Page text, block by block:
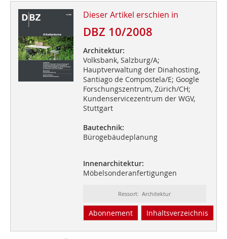
Dieser Artikel erschien in
DBZ 10/2008
Architektur:
Volksbank, Salzburg/A;
Hauptverwaltung der Dinahosting,
Santiago de Compostela/E; Google
Forschungszentrum, Zürich/CH;
Kundenservicezentrum der WGV,
Stuttgart
Bautechnik:
Bürogebäudeplanung
Innenarchitektur:
Möbelsonderanfertigungen
Ressort: Architektur
Abonnement Inhaltsverzeichnis